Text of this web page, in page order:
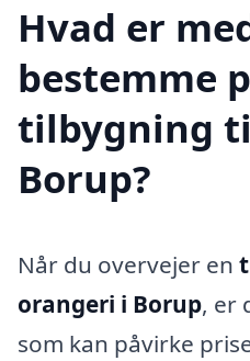
Hvad er
bestemme
tilbygning
Borup?
Når du overvejer en
orangeri i Borup, er
som kan påvirke